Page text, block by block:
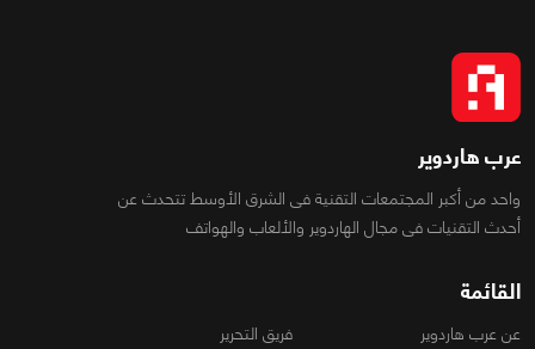
عرب هاردوير
واحد من أكبر المجتمعات التقنية فى الشرق الأوسط تتحدث عن
أحدث التقنيات فى مجال الهاردوير والألعاب والهواتف
القائمة
عن عرب هاردوير فريق التحرير